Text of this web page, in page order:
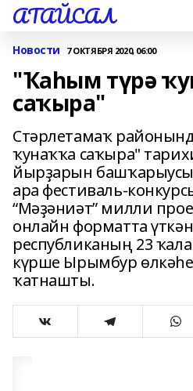
АТАЙСАЛ
Новости 7 ОКТЯБРЯ 2020, 06:00
"Ҡаhым түрә
саҡыра"
Стәрлетамаҡ
ҡунаҡҡа саҡыра"
йырҙарын
ара фестиваль-
“Мәҙәниәт” милли
онлайн форматта
республиканың 23
күрше Ырымбур
ҡатнашты.